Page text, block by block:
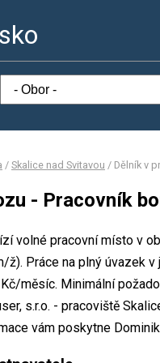
/ Skalice nad Svitavou / Dělník v
- Pracovník
volné pracovní místo v
ž). Práce na plný úvazek
měsíc. Minimální
s.r.o. - pracoviště
vám poskytne